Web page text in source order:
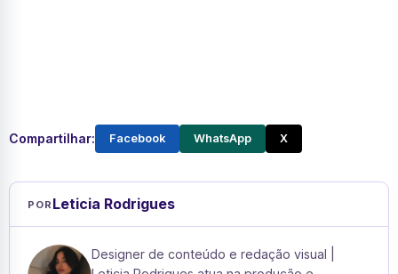
Compartilhar: Facebook WhatsApp X
POR Leticia Rodrigues
Designer de conteúdo e redação visual |